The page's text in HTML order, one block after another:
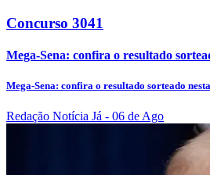
Concurso 3041
Mega-Sena: confira o resultado
Mega-Sena: confira o resultado sorteado
Redação Notícia Já - 06 de Ago